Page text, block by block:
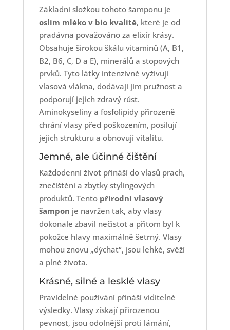
Základní složkou tohoto šamponu je
oslím mléko v bio kvalitě, které je od
pradávna považováno za elixír krásy.
Obsahuje širokou škálu vitaminů (A, B1,
B2, B6, C, D a E), minerálů a stopových
prvků. Tyto látky intenzivně vyživují
vlasová vlákna, dodávají jim pružnost a
podporují jejich zdravý růst.
Aminokyseliny a fosfolipidy přirozeně
chrání vlasy před poškozením, posilují
jejich strukturu a obnovují vitalitu.
Jemné, ale účinné čištění
Každodenní život přináší do vlasů prach,
znečištění a zbytky stylingových
produktů. Tento přírodní vlasový
šampon je navržen tak, aby vlasy
dokonale zbavil nečistot a přitom byl k
pokožce hlavy maximálně šetrný. Vlasy
mohou znovu „dýchat“, jsou lehké, svěží
a plné života.
Krásné, silné a lesklé vlasy
Pravidelné používání přináší viditelné
výsledky. Vlasy získají přirozenou
pevnost, jsou odolnější proti lámání,